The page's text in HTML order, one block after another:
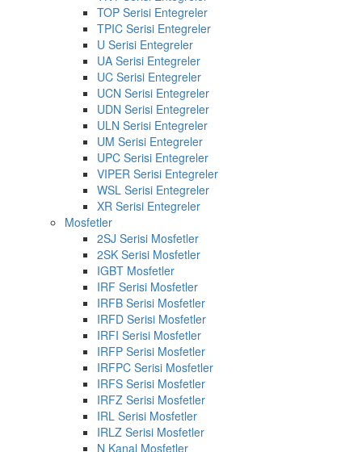
TOP Serisi Entegreler
TPIC Serisi Entegreler
U Serisi Entegreler
UA Serisi Entegreler
UC Serisi Entegreler
UCN Serisi Entegreler
UDN Serisi Entegreler
ULN Serisi Entegreler
UM Serisi Entegreler
UPC Serisi Entegreler
VIPER Serisi Entegreler
WSL Serisi Entegreler
XR Serisi Entegreler
Mosfetler
2SJ Serisi Mosfetler
2SK Serisi Mosfetler
IGBT Mosfetler
IRF Serisi Mosfetler
IRFB Serisi Mosfetler
IRFD Serisi Mosfetler
IRFI Serisi Mosfetler
IRFP Serisi Mosfetler
IRFPC Serisi Mosfetler
IRFS Serisi Mosfetler
IRFZ Serisi Mosfetler
IRL Serisi Mosfetler
IRLZ Serisi Mosfetler
N Kanal Mosfetler